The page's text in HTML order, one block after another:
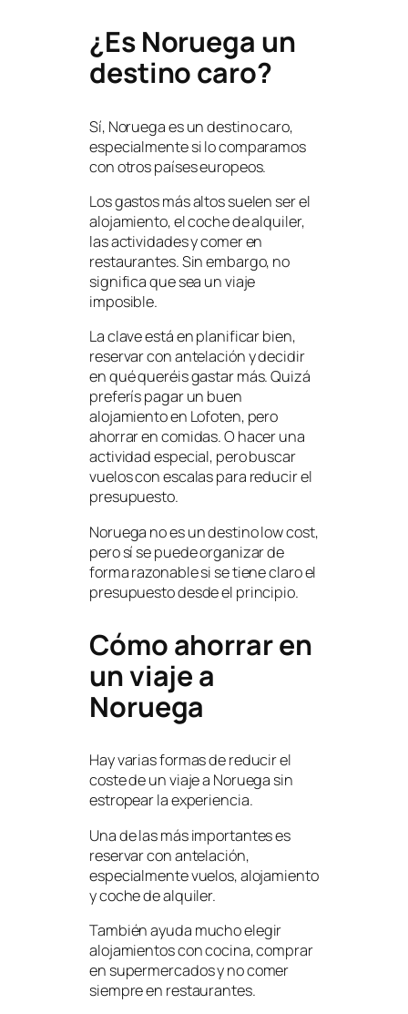
¿Es Noruega un
destino caro?
Sí, Noruega es un destino caro,
especialmente si lo comparamos
con otros países europeos.
Los gastos más altos suelen ser el
alojamiento, el coche de alquiler,
las actividades y comer en
restaurantes. Sin embargo, no
significa que sea un viaje
imposible.
La clave está en planificar bien,
reservar con antelación y decidir
en qué queréis gastar más. Quizá
preferís pagar un buen
alojamiento en Lofoten, pero
ahorrar en comidas. O hacer una
actividad especial, pero buscar
vuelos con escalas para reducir el
presupuesto.
Noruega no es un destino low cost,
pero sí se puede organizar de
forma razonable si se tiene claro el
presupuesto desde el principio.
Cómo ahorrar en
un viaje a
Noruega
Hay varias formas de reducir el
coste de un viaje a Noruega sin
estropear la experiencia.
Una de las más importantes es
reservar con antelación,
especialmente vuelos, alojamiento
y coche de alquiler.
También ayuda mucho elegir
alojamientos con cocina, comprar
en supermercados y no comer
siempre en restaurantes.